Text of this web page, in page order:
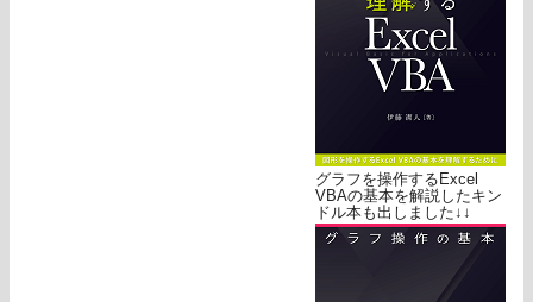
グラフを操作するExcel
VBAの基本を解説したキン
ドル本も出しました↓↓